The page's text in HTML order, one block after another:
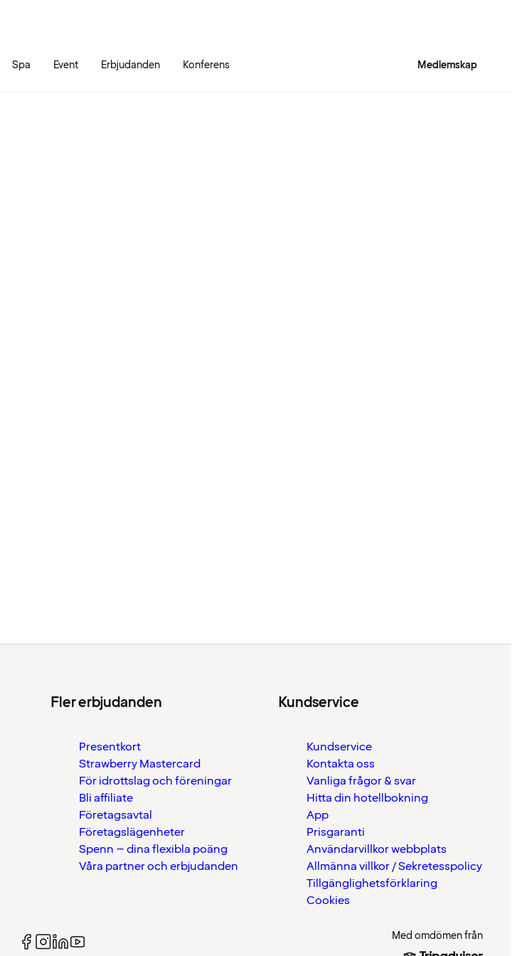
Spa Event Erbjudanden Konferens Medlemskap
Fler erbjudanden
Presentkort
Strawberry Mastercard
För idrottslag och föreningar
Bli affiliate
Företagsavtal
Företagslägenheter
Spenn – dina flexibla poäng
Våra partner och erbjudanden
Kundservice
Kundservice
Kontakta oss
Vanliga frågor & svar
Hitta din hotellbokning
App
Prisgaranti
Användarvillkor webbplats
Allmänna villkor / Sekretesspolicy
Tillgänglighetsförklaring
Cookies
Med omdömen från